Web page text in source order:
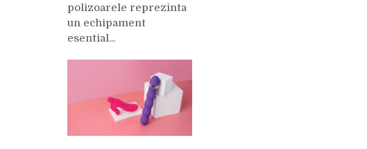
polizoarele reprezinta
un echipament
esential...